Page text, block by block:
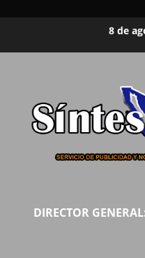
8 de
DIRECTOR